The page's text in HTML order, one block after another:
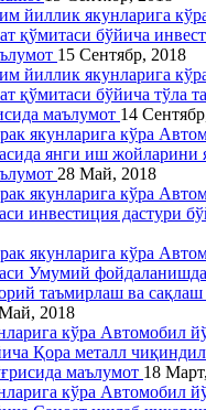
йиллик якунларига
қўмитаси бўйича
15 Сентябр, 2018
йиллик якунларига
қўмитаси бўйича тўла
маълумот 14
якунларига кўра
янги иш жойларини
28 Май, 2018
якунларига кўра
инвестиция дастури
якунларига кўра
Умумий
таъмирлаш ва
2018
кўра Автомобил
Қора металл
маълумот 18
кўра Автомобил